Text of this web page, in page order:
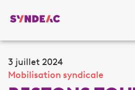
3 juillet 2024
Mobilisation syndicale